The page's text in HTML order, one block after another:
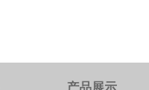
产品展示